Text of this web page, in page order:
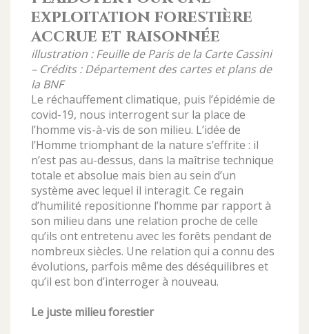
exploitation forestière
accrue et raisonnée
illustration : Feuille de Paris de la Carte Cassini
– Crédits : Département des cartes et plans de
la BNF
Le réchauffement climatique, puis l’épidémie de
covid-19, nous interrogent sur la place de
l’homme vis-à-vis de son milieu. L’idée de
l’Homme triomphant de la nature s’effrite : il
n’est pas au-dessus, dans la maîtrise technique
totale et absolue mais bien au sein d’un
système avec lequel il interagit. Ce regain
d’humilité repositionne l’homme par rapport à
son milieu dans une relation proche de celle
qu’ils ont entretenu avec les forêts pendant de
nombreux siècles. Une relation qui a connu des
évolutions, parfois même des déséquilibres et
qu’il est bon d’interroger à nouveau.
Le juste milieu forestier